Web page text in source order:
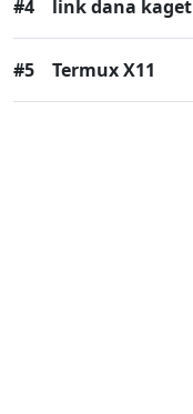
#4 link dana kaget
#5 Termux X11